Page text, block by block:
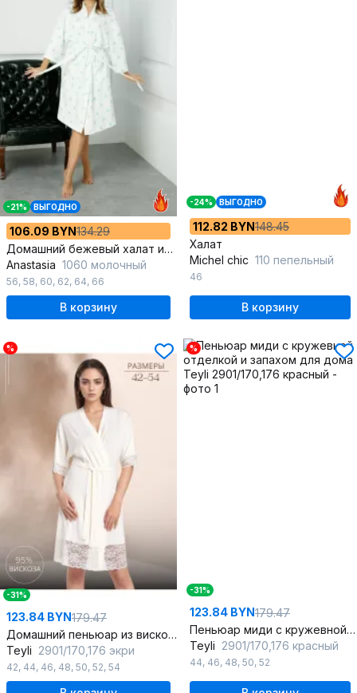
-21% ВЫГОДНО
106.09 BYN134.29
Домашний бежевый халат из трикотажа и хлопка
Anastasia 1060 молочный
56, 58, 60, 62, 64, 66
В корзину
-24% ВЫГОДНО
112.82 BYN148.45
Халат
Michel chic 110 пепельный
46
В корзину
%
-31%
123.84 BYN179.47
Домашний пеньюар из вискозы с кружевом и V-образной планкой
Teyli 2901/170,176 экри
42, 44, 46, 48, 50, 52, 54
%
-31%
123.84 BYN179.47
Пеньюар миди с кружевной отделкой и запахом для дома
Teyli 2901/170,176 красный
44, 46, 48, 50, 52